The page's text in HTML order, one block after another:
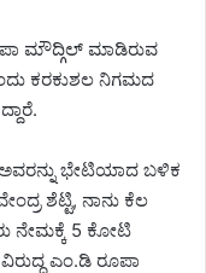
ಮೌದ್ಗಿಲ್ ಮಾಡಿರುವ
ಕರಕುಶಲ ನಿಗಮದ
ಭೇಟಿಯಾದ ಬಳಿಕ
ಶೆಟ್ಟಿ, ನಾನು ಕೆಲ
ನೇಮಕ್ಕೆ 5 ಕೋಟಿ
ಎಂ.ಡಿ ರೂಪಾ